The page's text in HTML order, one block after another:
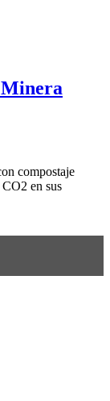
Minera
compostaje
en sus